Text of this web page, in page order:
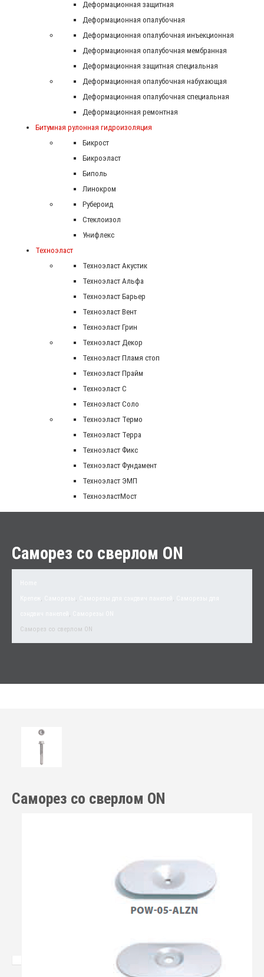
Деформационная защитная
Деформационная опалубочная
Деформационная опалубочная инъекционная
Деформационная опалубочная мембранная
Деформационная защитная специальная
Деформационная опалубочная набухающая
Деформационная опалубочная специальная
Деформационная ремонтная
Битумная рулонная гидроизоляция
Бикрост
Бикроэласт
Биполь
Линокром
Рубероид
Стеклоизол
Унифлекс
Техноэласт
Техноэласт Акустик
Техноэласт Альфа
Техноэласт Барьер
Техноэласт Вент
Техноэласт Грин
Техноэласт Декор
Техноэласт Пламя стоп
Техноэласт Прайм
Техноэласт С
Техноэласт Соло
Техноэласт Термо
Техноэласт Терра
Техноэласт Фикс
Техноэласт Фундамент
Техноэласт ЭМП
ТехноэластМост
Саморез со сверлом ON
, , ,
,
Саморез со сверлом ON
Саморез со сверлом ON